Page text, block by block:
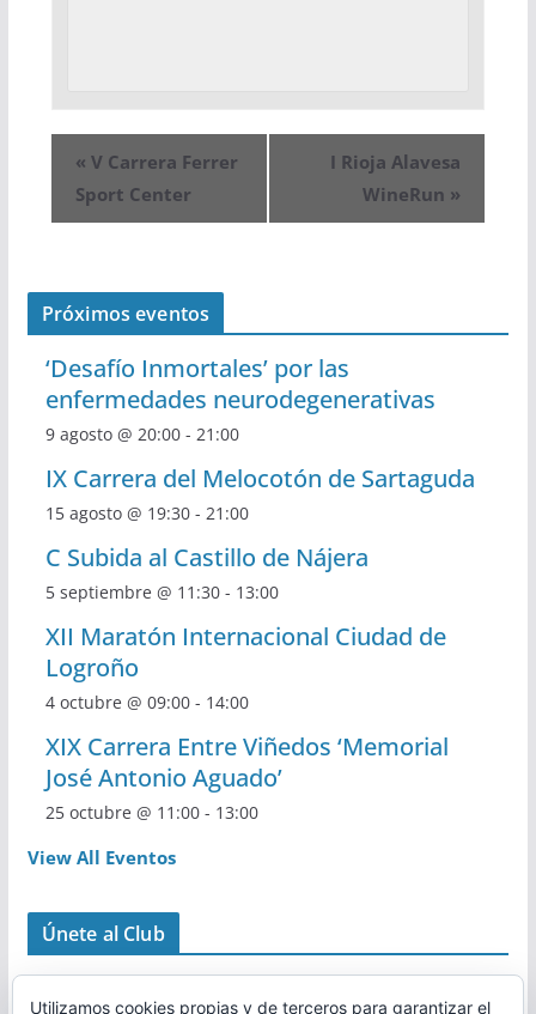
« V Carrera Ferrer
Sport Center
I Rioja Alavesa
WineRun »
Próximos eventos
‘Desafío Inmortales’ por las
enfermedades neurodegenerativas
9 agosto @ 20:00- 21:00
IX Carrera del Melocotón de Sartaguda
15 agosto @ 19:30- 21:00
C Subida al Castillo de Nájera
5 septiembre @ 11:30- 13:00
XII Maratón Internacional Ciudad de
Logroño
4 octubre @ 09:00- 14:00
XIX Carrera Entre Viñedos ‘Memorial
José Antonio Aguado’
25 octubre @ 11:00- 13:00
View All Eventos
Únete al Club
Utilizamos cookies propias y de terceros para garantizar el